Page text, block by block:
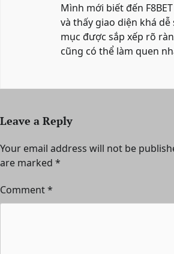
Mình mới biết đến
và thấy giao diện khá dễ
mục được sắp xếp rõ
cũng có thể làm quen
Leave a Reply
Your email address will not be
are marked *
Comment*